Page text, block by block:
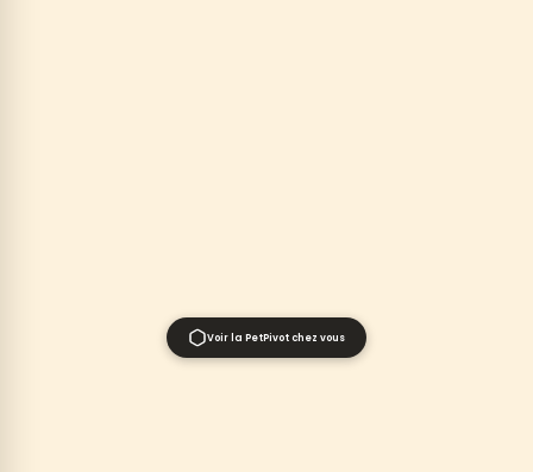
Voir la PetPivot chez vous